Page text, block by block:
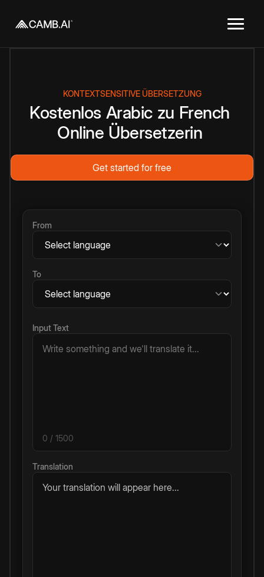
KONTEXTSENSITIVE ÜBERSETZUNG
Kostenlos Arabic zu French
Online Übersetzerin
Get started for free
From
To
Input Text
0 / 1500
Translation
Your translation will appear here...